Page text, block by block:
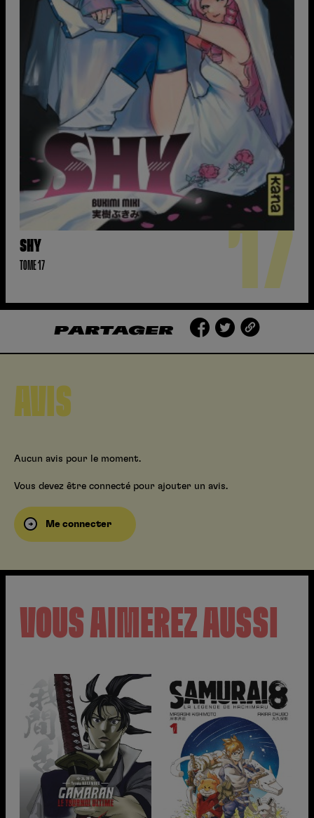
SHY
TOME 17 17
PARTAGER
AVIS
Aucun avis pour le moment.
Vous devez être connecté pour ajouter un avis.
Me connecter
VOUS AIMEREZ AUSSI